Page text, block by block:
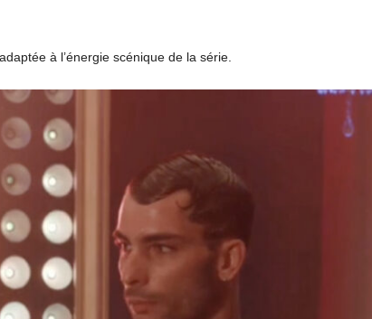
à l’énergie scénique de la série.